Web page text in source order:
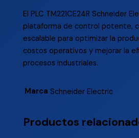
El PLC TM221CE24R Schneider
plataforma de control potente,
escalable para optimizar la
costos operativos y mejorar la
procesos industriales.
Marca Schneider Electric
Productos